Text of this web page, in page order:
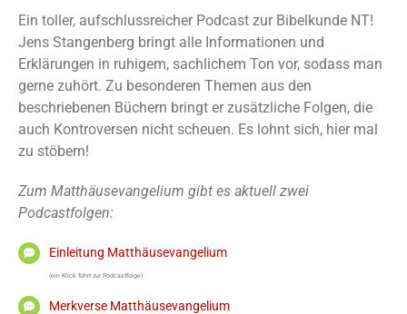
Ein toller, aufschlussreicher Podcast zur Bibelkunde NT!
Jens Stangenberg bringt alle Informationen und
Erklärungen in ruhigem, sachlichem Ton vor, sodass man
gerne zuhört. Zu besonderen Themen aus den
beschriebenen Büchern bringt er zusätzliche Folgen, die
auch Kontroversen nicht scheuen. Es lohnt sich, hier mal
zu stöbern!
Zum Matthäusevangelium gibt es aktuell zwei
Podcastfolgen:
Einleitung Matthäusevangelium
(ein Klick führt zur Podcastfolge)
Merkverse Matthäusevangelium